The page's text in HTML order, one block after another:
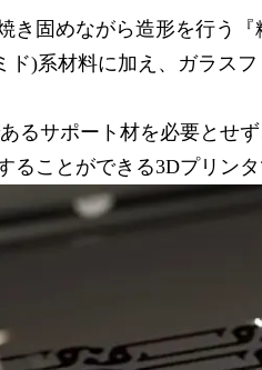
き固めながら造形を行う
ド)系材料に加え、ガラス
るサポート材を必要とせ
ることができる3Dプリン